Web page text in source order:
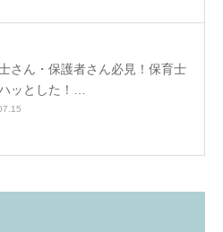
さん・保護者さん必見！保育士
ッとした！…